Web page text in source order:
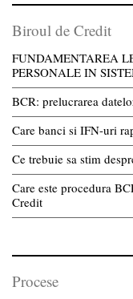
Biroul de Credit
FUNDAMENTAREA
PERSONALE IN
BCR: prelucrarea
Care banci si IFN-uri
Ce trebuie sa stim
Care este procedura
Credit
Procese